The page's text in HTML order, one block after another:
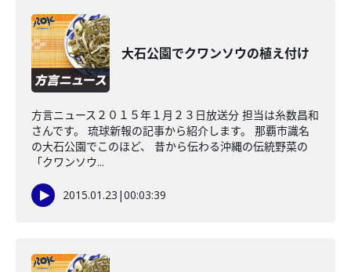
大石公園でクワンソウの植え付け
方言ニュース２０１５年１月２３日放送分 担当は糸数昌和
さんです。 琉球新報の記事から紹介します。 那覇市識名
の大石公園でこのほど、 昔から伝わる沖縄の伝統野菜の
「クワンソウ...
2015.01.23 |00:03:39